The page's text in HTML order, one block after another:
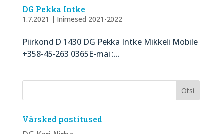
DG Pekka Intke
1.7.2021 | Inimesed 2021-2022
Piirkond D 1430 DG Pekka Intke Mikkeli Mobile
+358-45-263 0365E-mail:...
Värsked postitused